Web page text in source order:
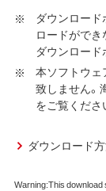
社ダウンロー
ア（ユーティ
以下、本ソフ
す。
第1条 使用許諾
使用を
第2条 知的所
ダウンロー
ロードができ
ダウンロード
本ソフトウェ
致しません。
をご覧くださ
ダウンロード
Warning:This download